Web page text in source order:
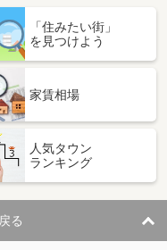
「住みたい街」
を見つけよう
家賃相場
人気タウン
ランキング
る